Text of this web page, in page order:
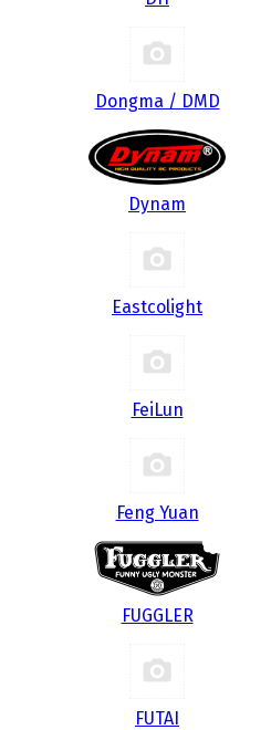
Dongma / DMD
Dynam
Eastcolight
FeiLun
Feng Yuan
FUGGLER
FUTAI